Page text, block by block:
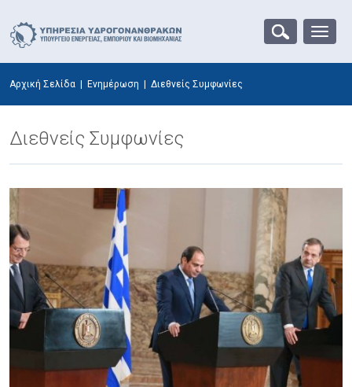
Αρχική Σελίδα Ενημέρωση Διεθνείς Συμφωνίες
Διεθνείς Συμφωνίες